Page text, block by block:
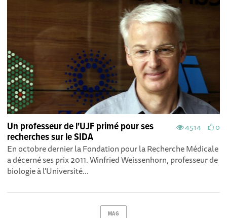
4514 0
Un professeur de l'UJF primé pour ses
recherches sur le SIDA
En octobre dernier la Fondation pour la Recherche Médicale
a décerné ses prix 2011. Winfried Weissenhorn, professeur de
biologie à l'Université...
MAG